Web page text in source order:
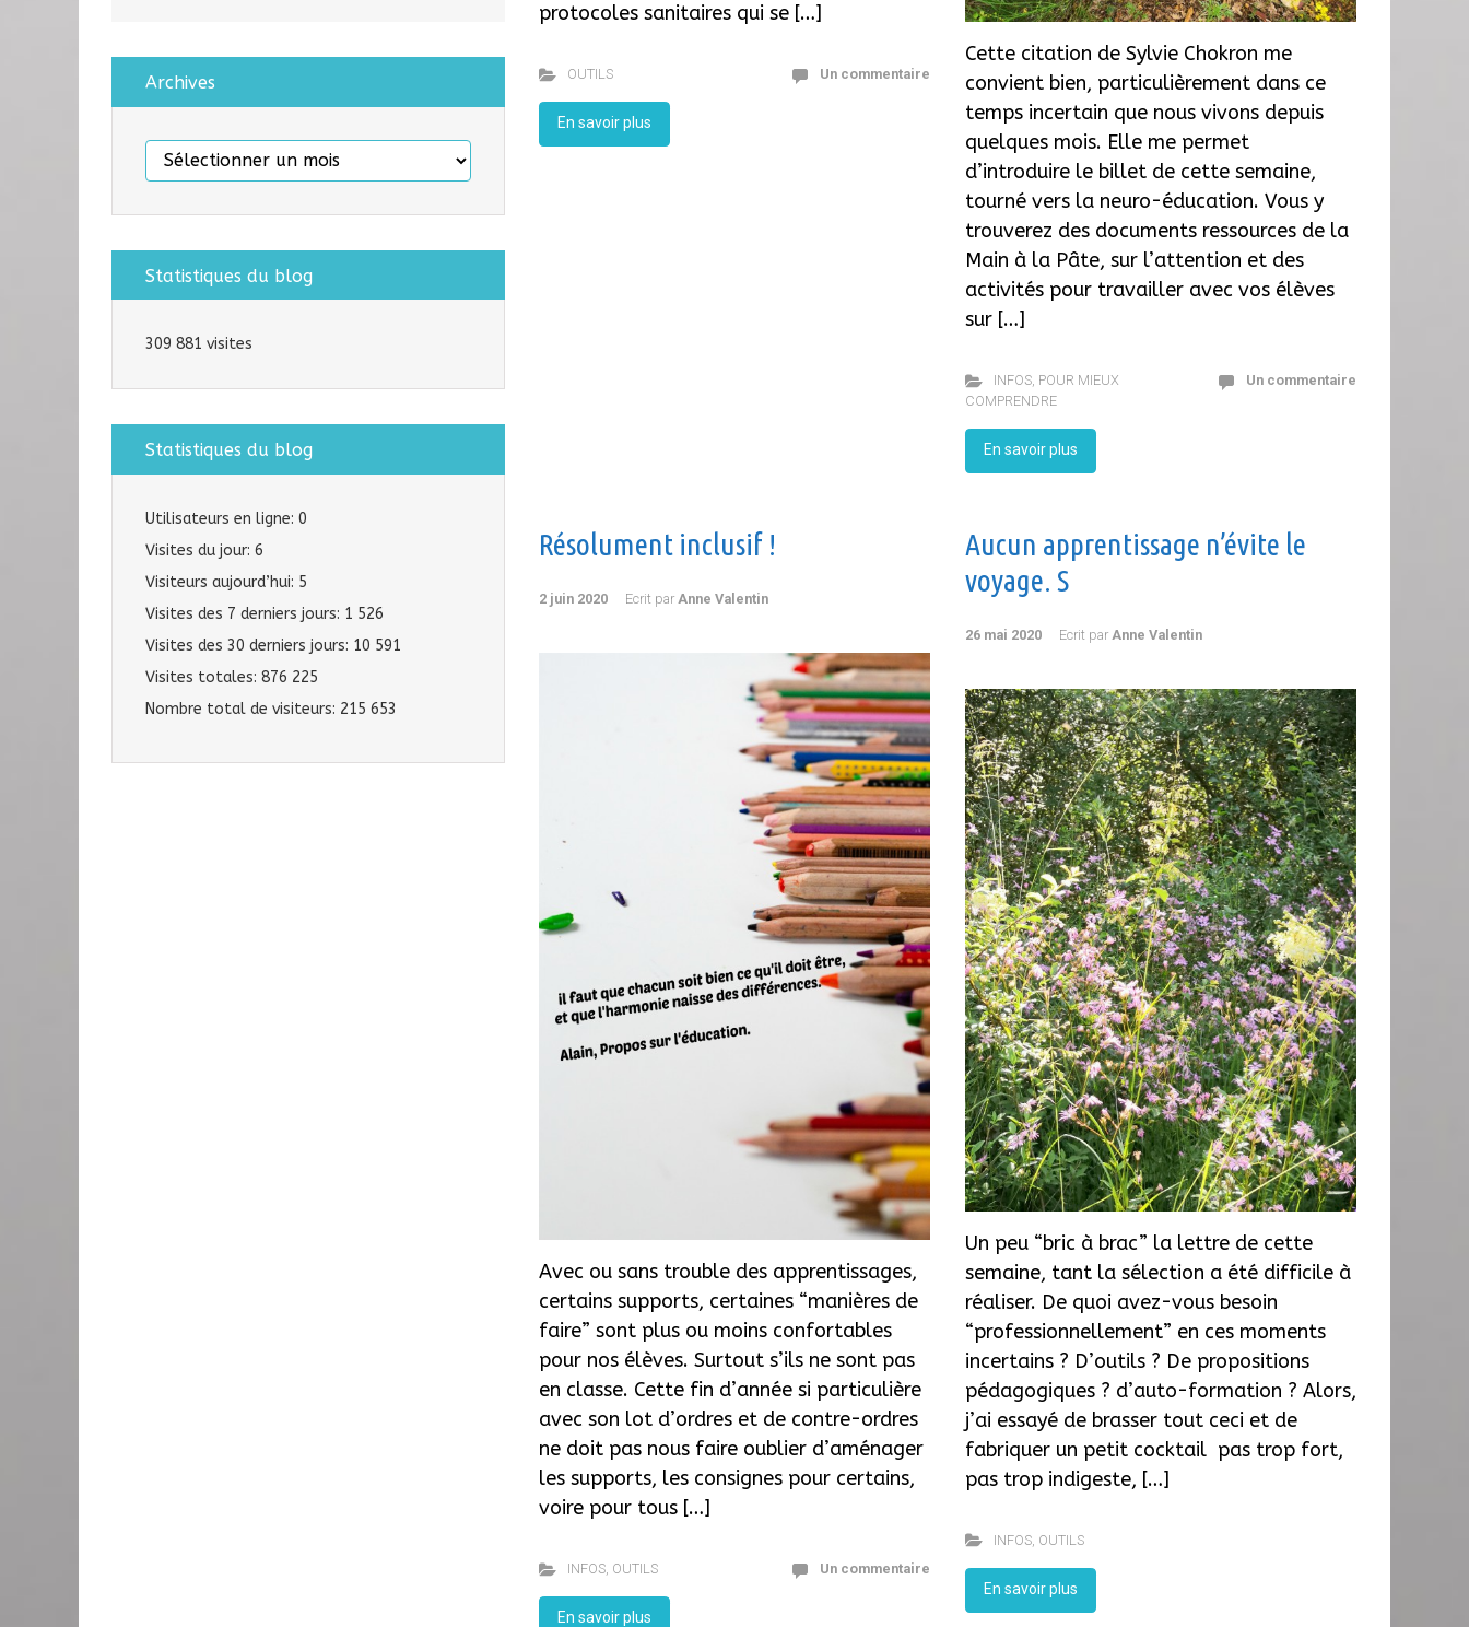
protocoles sanitaires qui se […]
OUTILS Un commentaire
En savoir plus
Cette citation de Sylvie Chokron me
convient bien, particulièrement dans ce
temps incertain que nous vivons depuis
quelques mois. Elle me permet
d’introduire le billet de cette semaine,
tourné vers la neuro-éducation. Vous y
trouverez des documents ressources de la
Main à la Pâte, sur l’attention et des
activités pour travailler avec vos élèves
sur […]
INFOS, POUR MIEUX
COMPRENDRE
Un commentaire
En savoir plus
Résolument inclusif !
2 juin 2020 Ecrit par Anne Valentin
Avec ou sans trouble des apprentissages,
certains supports, certaines “manières de
faire” sont plus ou moins confortables
pour nos élèves. Surtout s’ils ne sont pas
en classe. Cette fin d’année si particulière
avec son lot d’ordres et de contre-ordres
ne doit pas nous faire oublier d’aménager
les supports, les consignes pour certains,
voire pour tous […]
INFOS, OUTILS Un commentaire
En savoir plus
Aucun apprentissage n’évite le
voyage. S
26 mai 2020 Ecrit par Anne Valentin
Un peu “bric à brac” la lettre de cette
semaine, tant la sélection a été difficile à
réaliser. De quoi avez-vous besoin
“professionnellement” en ces moments
incertains ? D’outils ? De propositions
pédagogiques ? d’auto-formation ? Alors,
j’ai essayé de brasser tout ceci et de
fabriquer un petit cocktail pas trop fort,
pas trop indigeste, […]
INFOS, OUTILS
En savoir plus
Archives
Archives
Statistiques du blog
309 881 visites
Statistiques du blog
Utilisateurs en ligne: 0
Visites du jour: 6
Visiteurs aujourd’hui: 5
Visites des 7 derniers jours: 1 526
Visites des 30 derniers jours: 10 591
Visites totales: 876 225
Nombre total de visiteurs: 215 653